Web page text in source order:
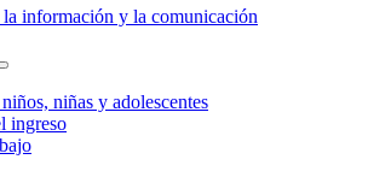
la información y la comunicación
niñas y adolescentes
ingreso